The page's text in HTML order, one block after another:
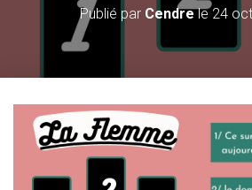
Publié par Cendrele24